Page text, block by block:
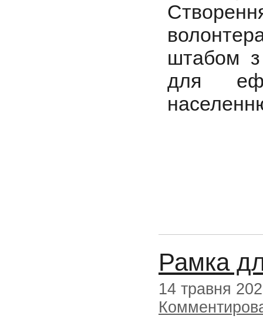
штабом з
для
Рамка
14 травня